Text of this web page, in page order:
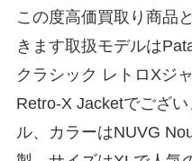
この度高価買取り商品
きます取扱モデルは
クラシック レトロXジ
Retro-X Jacketでござ
ル、カラーはNUVG